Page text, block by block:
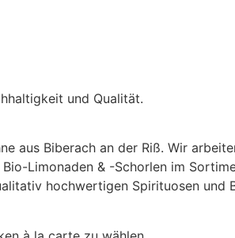
und Qualität.
aus Biberach an der Riß. Wir
Limonaden & -Schorlen im
hochwertigen Spirituosen und